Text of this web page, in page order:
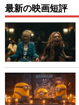
最新の映画短評